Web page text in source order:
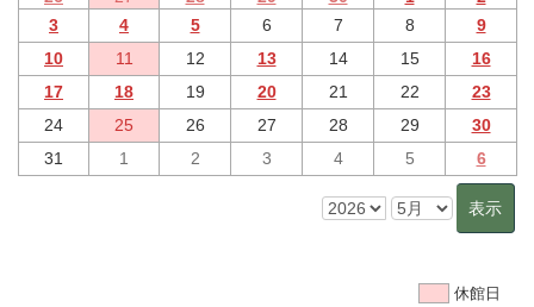
3
4 5 6 7 8
9
10
11 12 13 14 15
16
17
18 19 20 21 22
23
24
25 26 27 28 29
30
31
1 2 3 4 5 6
休館日